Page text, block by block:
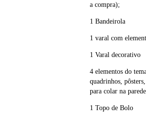
a compra);
1 Bandeirola
1 varal com
1 Varal decorativo
4 elementos do
quadrinhos,
para colar na
1 Topo de Bolo